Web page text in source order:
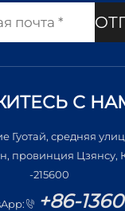
С
Гуотай, средняя
провинция Цзянсу,
-215600
+86-